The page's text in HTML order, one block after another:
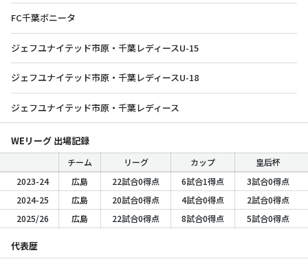
FC千葉ボニータ
ジェフユナイテッド市原・千葉レディースU-15
ジェフユナイテッド市原・千葉レディースU-18
ジェフユナイテッド市原・千葉レディース
WEリーグ 出場記録
チーム リーグ カップ
皇后杯
2023-24
広島 22試合0得点 6試合1得点
3試合0得点
2024-25
広島 20試合0得点 4試合0得点
2試合0得点
2025/26
広島 22試合0得点 8試合0得点 5試合0得点
代表歴